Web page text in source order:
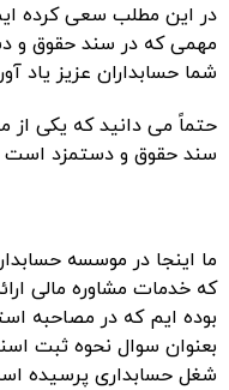
در این مطلب سعی کرده
مهمی که در سند حقوق و
شما حسابداران عزیز یاد
حتماً می دانید که یکی از
سند حقوق و دستمزد است
ما اینجا در موسسه
که خدمات مشاوره مالی
بوده ایم که در مصاحبه
بعنوان سوال نحوه ثبت
شغل حسابداری پرسیده